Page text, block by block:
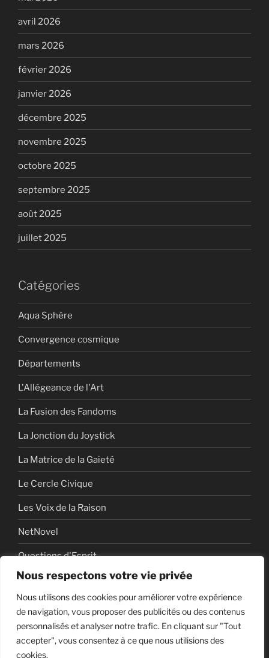
Nous respectons votre vie privée
Nous utilisons des cookies pour améliorer votre expérience
de navigation, vous proposer des publicités ou des contenus
personnalisés et analyser notre trafic. En cliquant sur "Tout
accepter", vous consentez à ce que nous utilisions des
cookies.
avril 2026
mars 2026
février 2026
janvier 2026
décembre 2025
novembre 2025
octobre 2025
septembre 2025
août 2025
juillet 2025
Catégories
Aqua Sphère
Convergence cosmique
Départements
L'Allégeance de l'Art
La Fusion des Fandoms
La Jonction du Joystick
La Matrice de la Gaieté
Le Cercle Civique
Les Voix de la Raison
NetNovel
Questions d'Esprit
Série
Série vidéo